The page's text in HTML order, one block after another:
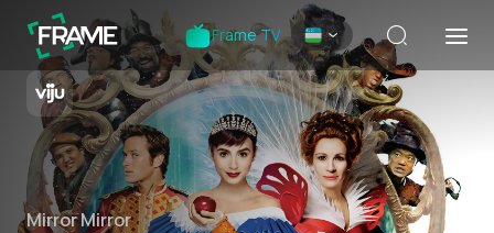
Frame TV
Mirror Mirror